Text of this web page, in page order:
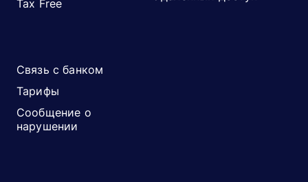
Tax Free
Связь с банком
Тарифы
Сообщение о
нарушении